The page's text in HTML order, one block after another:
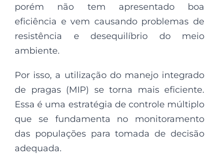
porém não tem apresentado boa
eficiência e vem causando problemas de
resistência e desequilíbrio do meio
ambiente.
Por isso, a utilização do manejo integrado
de pragas (MIP) se torna mais eficiente.
Essa é uma estratégia de controle múltiplo
que se fundamenta no monitoramento
das populações para tomada de decisão
adequada.